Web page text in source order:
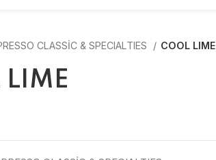
CLASSİC & SPECIALTIES COOL LIME
LIME